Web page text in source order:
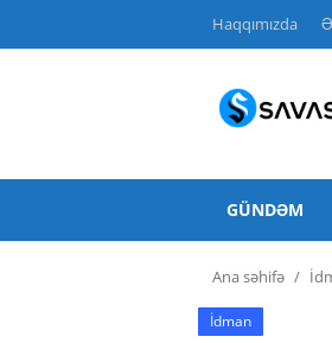
Haqqımızda
GÜNDƏM
Ana səhifə
İdman